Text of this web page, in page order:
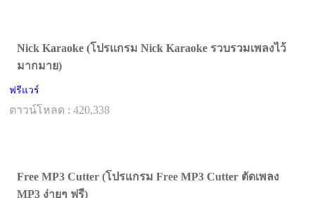
Nick Karaoke (โปรแกรม Nick Karaoke รวบรวมเพลงไว้
มากมาย)
ฟรีแวร์
ดาวน์โหลด : 420,338
Free MP3 Cutter (โปรแกรม Free MP3 Cutter ตัดเพลง
MP3 ง่ายๆ ฟรี)